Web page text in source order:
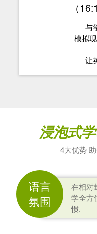
（
与
模拟
让
浸泡式
4大优势
语言
氛围
在相对
学全方
惯.